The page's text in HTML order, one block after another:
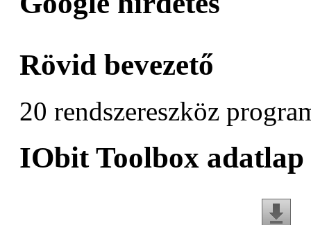
Rövid bevezető
20 rendszereszköz
IObit Toolbox adatlap